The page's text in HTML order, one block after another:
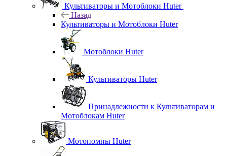
Культиваторы и Мотоблоки Huter
Назад
Культиваторы и Мотоблоки Huter
Мотоблоки Huter
Культиваторы Huter
Принадлежности к Культиваторам и
Мотоблокам Huter
Мотопомпы Huter